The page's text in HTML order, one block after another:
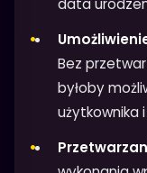
Bez
byłoby
użytkownika